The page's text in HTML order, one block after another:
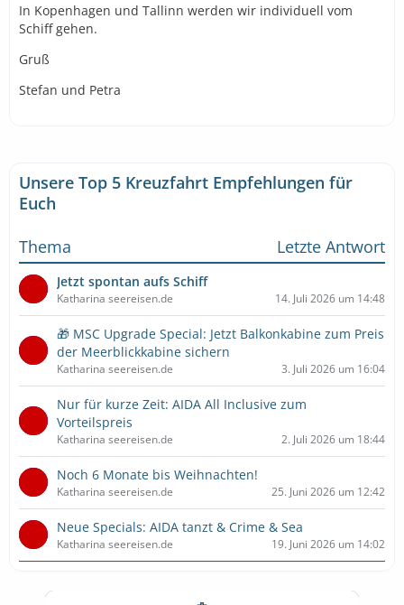
In Kopenhagen und Tallinn werden wir individuell vom
Schiff gehen.
Gruß
Stefan und Petra
Unsere Top 5 Kreuzfahrt Empfehlungen für
Euch
Thema
Letzte Antwort
Jetzt spontan aufs Schiff
Katharina seereisen.de 14. Juli 2026 um 14:48
🎁 MSC Upgrade Special: Jetzt Balkonkabine zum Preis
der Meerblickkabine sichern
Katharina seereisen.de 3. Juli 2026 um 16:04
Nur für kurze Zeit: AIDA All Inclusive zum
Vorteilspreis
Katharina seereisen.de 2. Juli 2026 um 18:44
Noch 6 Monate bis Weihnachten!
Katharina seereisen.de 25. Juni 2026 um 12:42
Neue Specials: AIDA tanzt & Crime & Sea
Katharina seereisen.de 19. Juni 2026 um 14:02